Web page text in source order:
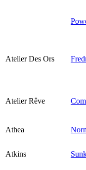
Atelier Des Ors
Atelier Rêve
Athea
Atkins